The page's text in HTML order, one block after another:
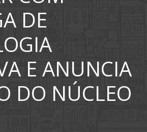
DE
E ANUNCIA
DO NÚCLEO